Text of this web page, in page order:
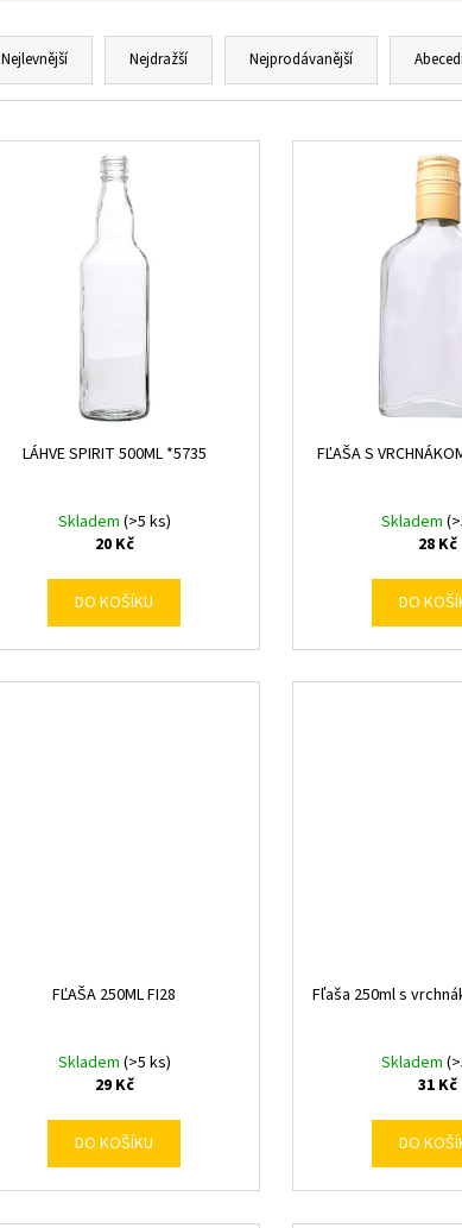
Nejlevnější Nejdražší Nejprodávanější
LÁHVE SPIRIT 500ML *5735
Skladem (>5 ks)
20 Kč
DO KOŠÍKU
FĽAŠA S
Skladem
28 Kč
DO
FĽAŠA 250ML FI28
Skladem (>5 ks)
29 Kč
DO KOŠÍKU
Fľaša 250ml s
Skladem
31 Kč
DO